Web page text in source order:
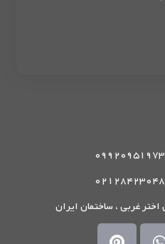
09920951973
02128423048